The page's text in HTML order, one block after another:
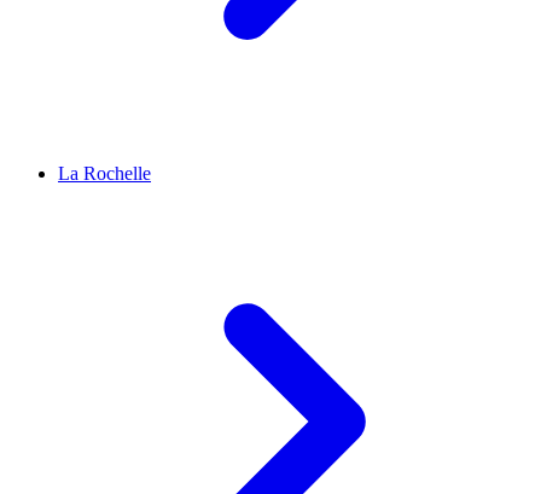
La Rochelle